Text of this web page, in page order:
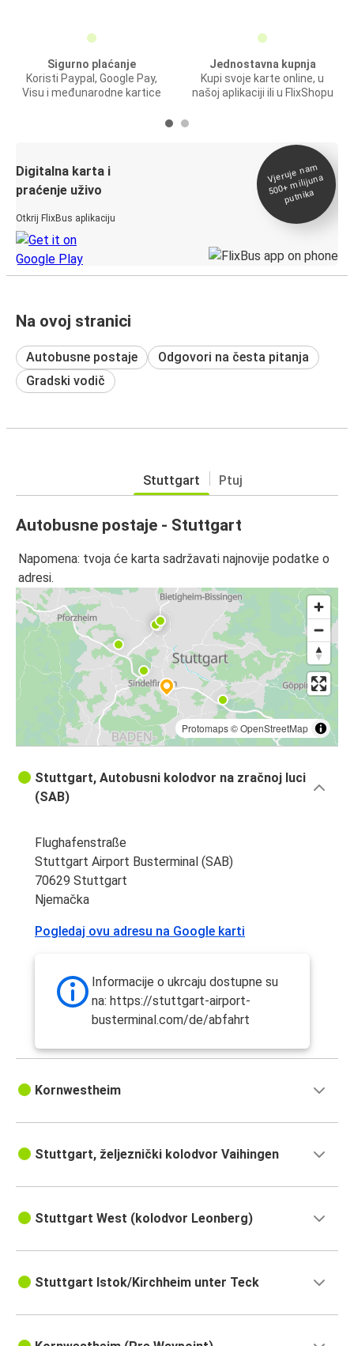
Sigurno plaćanje
Koristi Paypal, Google Pay,
Visu i međunarodne kartice
Jednostavna kupnja
Kupi svoje karte online, u
našoj aplikaciji ili u FlixShopu
Digitalna karta i
praćenje uživo
Otkrij FlixBus aplikaciju
Vjeruje na
m
500+
milijuna
putnika
Na ovoj stranici
Autobusne postaje
Odgovori na česta pitanja
Gradski vodič
Stuttgart Ptuj
Autobusne postaje - Stuttgart
Napomena: tvoja će karta sadržavati najnovije podatke o
adresi.
Protomaps©OpenStreetMap
Stuttgart, Autobusni kolodvor na zračnoj luci
(SAB)
Flughafenstraße
Stuttgart Airport Busterminal (SAB)
70629 Stuttgart
Njemačka
Pogledaj ovu adresu na Google karti
Informacije o ukrcaju dostupne su
na: https://stuttgart-airport-
busterminal.com/de/abfahrt
Kornwestheim
Stuttgart, željeznički kolodvor Vaihingen
Stuttgart West (kolodvor Leonberg)
Stuttgart Istok/Kirchheim unter Teck